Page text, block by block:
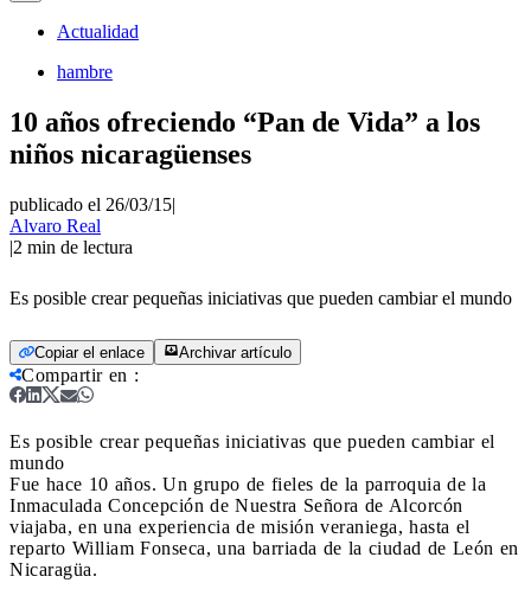
Actualidad
hambre
10 años ofreciendo “Pan de Vida” a los
niños nicaragüenses
publicado el 26/03/15|
Alvaro Real
|2 min de lectura
Es posible crear pequeñas iniciativas que pueden cambiar el mundo
Copiar el enlace Archivar artículo
Compartir en :
Es posible crear pequeñas iniciativas que pueden cambiar el
mundo
Fue hace 10 años. Un grupo de fieles de la parroquia de la
Inmaculada Concepción de Nuestra Señora de Alcorcón
viajaba, en una experiencia de misión veraniega, hasta el
reparto William Fonseca, una barriada de la ciudad de León en
Nicaragüa.